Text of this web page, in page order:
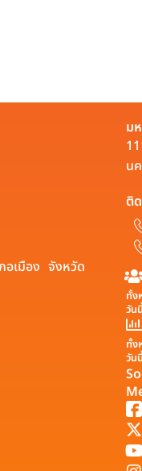
อเมือง จังหวัด
ม
น
ติ
ทั้ง
วัน
ทั้ง
วัน